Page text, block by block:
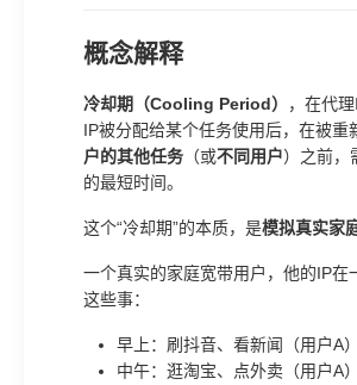
概念解释
冷却期（Cooling Period）
，在代
IP被分配给某个任务使用后，在被重
户的其他任务 （或不同用户）之前，
的最短时间。
这个“冷却期”的本质，是模拟真实家
一个真实的家庭宽带用户，他的IP在
这些事：
早上：刷抖音、看新闻（用户A）
中午：逛淘宝、点外卖（用户A）